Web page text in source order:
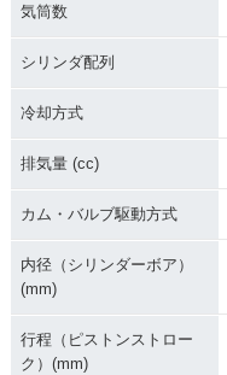
気筒数
シリンダ配列
冷却方式
排気量 (cc)
カム・バルブ駆動方式
内径（シリンダーボア）
(mm)
行程（ピストンストロー
ク）(mm)